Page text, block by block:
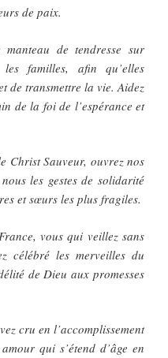
de paix.
de tendresse sur
familles, afin qu’elles
de transmettre la vie. Aidez
de la foi de l’espérance et
Christ Sauveur, ouvrez nos
les gestes de solidarité
et sœurs les plus fragiles.
vous qui veillez sans
célébré les merveilles du
de Dieu aux promesses
cru en l’accomplissement
qui s’étend d’âge en